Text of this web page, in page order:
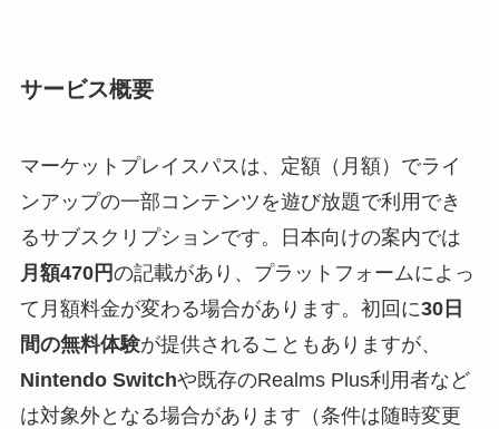
サービス概要
マーケットプレイスパスは、定額（月額）でライ
ンアップの一部コンテンツを遊び放題で利用でき
るサブスクリプションです。日本向けの案内では
月額470円の記載があり、プラットフォームによっ
て月額料金が変わる場合があります。初回に30日
間の無料体験が提供されることもありますが、
Nintendo Switchや既存のRealms Plus利用者など
は対象外となる場合があります（条件は随時変更